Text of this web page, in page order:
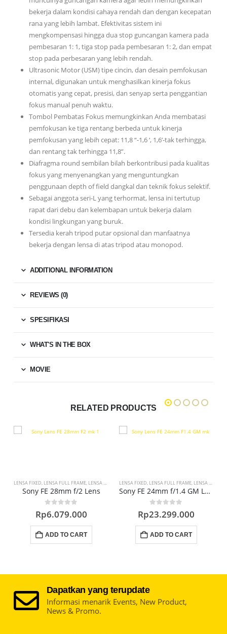
bekerja dalam kondisi cahaya rendah dan dengan kecepatan
rana yang lebih lambat. Efektivitas sistem ini
mengkompensasi hingga dua stop guncangan kamera pada
pembesaran 1: 1, tiga stop pada pembesaran 1: 2, dan empat
stop pada perbesaran yang lebih rendah.
Ultrasonic Motor (USM) tipe cincin, dan desain pemfokusan
internal, digunakan untuk menghasilkan kinerja fokus
otomatis yang cepat, presisi, dan senyap serta penggantian
fokus manual penuh waktu.
Tombol Pembatas Fokus memungkinkan Anda membatasi
pemfokusan ke tiga rentang berbeda untuk kinerja
pemfokusan yang lebih cepat: 11,8 “-1,6 ‘, 1,6’-tak terhingga,
dan rentang tak terhingga 11,8”.
Diafragma round sembilan bilah berkontribusi pada kualitas
fokus yang menyenangkan yang menguntungkan
penggunaan depth of field dangkal dan teknik fokus selektif.
Sebagai anggota seri-L yang terhormat, lensa ini tertutup
rapat dari debu dan kelembapan untuk bekerja dalam
kondisi lingkungan yang buruk.
Tersedia kerah tripod putar opsional dan manfaatnya
bekerja dengan lensa di atas tripod atau monopod.
ADDITIONAL INFORMATION
REVIEWS (0)
SPESIFIKASI
WHAT'S IN THE BOX
MOVIE
RELATED PRODUCTS
,LENSA WIDE,PROMO LENSA
LENSA FIXED, LENSA FULL FRAME, LENSA WIDE PROMO LENSA
Sony FE 28mm f/2 Lens
0out of 5
Rp6.079.000
ADD TO CART
LENSA FIXED, LENSA FULL FRAME, LENSA WIDE
Sony FE 24mm f/1.4 GM Lens
0 out of 5
Rp23.299.000
ADD TO CART
Dapatkan yang terupdate
Informasi menarik Events, New Product,
News & Promo.